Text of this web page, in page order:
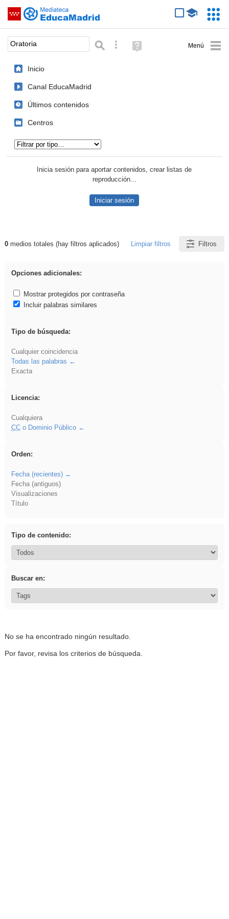
Saltar navegación
Palabra o frase: Búsqueda avanzada
Ayuda
(en
Inicio
Canal EducaMadrid
Últimos contenidos
Centros
Inicia sesión para aportar contenidos, crear listas de
reproducción...
Iniciar sesión
Resultados de: Oratoria
0medios totales (hay filtros aplicados) Limpiar filtros Filtros
Opciones adicionales:
Mostrar protegidos por contraseña
Incluir palabras similares
Tipo de búsqueda:
Cualquier coincidencia
Todas las palabras
Exacta
Licencia:
Cualquiera
CCo Dominio Público
Orden:
Fecha (recientes)
Fecha (antiguos)
Visualizaciones
Título
Tipo de contenido:
Buscar en:
No se ha encontrado ningún resultado.
Por favor, revisa los criterios de búsqueda.